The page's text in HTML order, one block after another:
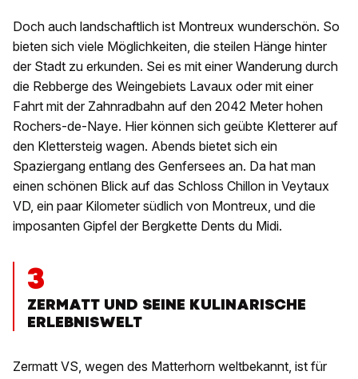
Doch auch landschaftlich ist Montreux wunderschön. So
bieten sich viele Möglichkeiten, die steilen Hänge hinter
der Stadt zu erkunden. Sei es mit einer Wanderung durch
die Rebberge des Weingebiets Lavaux oder mit einer
Fahrt mit der Zahnradbahn auf den 2042 Meter hohen
Rochers-de-Naye. Hier können sich geübte Kletterer auf
den Klettersteig wagen. Abends bietet sich ein
Spaziergang entlang des Genfersees an. Da hat man
einen schönen Blick auf das Schloss Chillon in Veytaux
VD, ein paar Kilometer südlich von Montreux, und die
imposanten Gipfel der Bergkette Dents du Midi.
3
ZERMATT UND SEINE KULINARISCHE
ERLEBNISWELT
Zermatt VS, wegen des Matterhorn weltbekannt, ist für